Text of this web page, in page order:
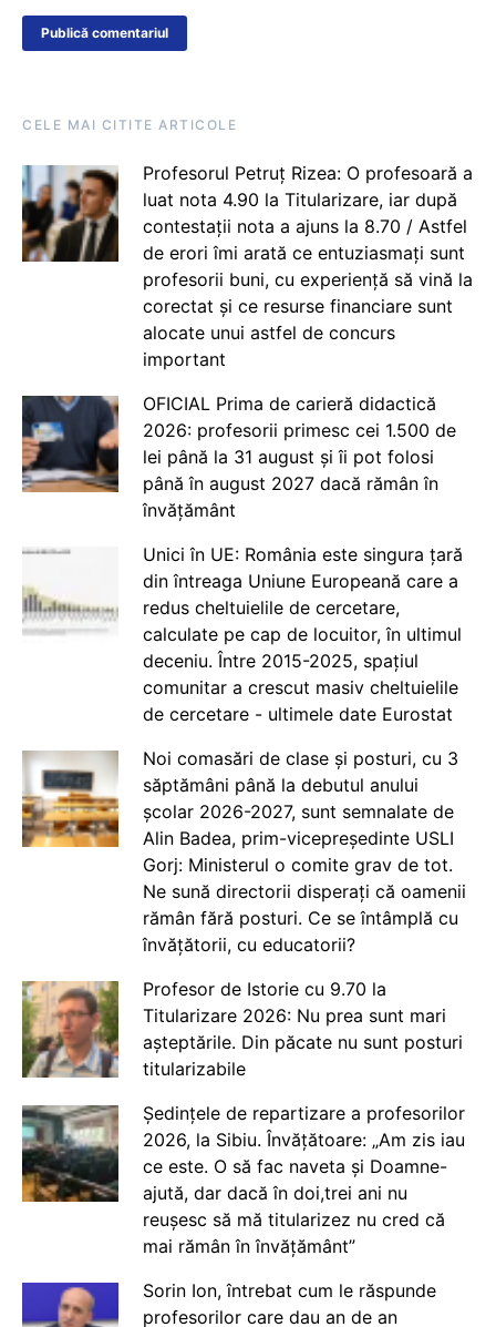
CELE MAI CITITE ARTICOLE
Profesorul Petruț Rizea: O profesoară a
luat nota 4.90 la Titularizare, iar după
contestații nota a ajuns la 8.70 / Astfel
de erori îmi arată ce entuziasmați sunt
profesorii buni, cu experiență să vină la
corectat și ce resurse financiare sunt
alocate unui astfel de concurs
important
OFICIAL Prima de carieră didactică
2026: profesorii primesc cei 1.500 de
lei până la 31 august și îi pot folosi
până în august 2027 dacă rămân în
învățământ
Unici în UE: România este singura țară
din întreaga Uniune Europeană care a
redus cheltuielile de cercetare,
calculate pe cap de locuitor, în ultimul
deceniu. Între 2015-2025, spațiul
comunitar a crescut masiv cheltuielile
de cercetare - ultimele date Eurostat
Noi comasări de clase și posturi, cu 3
săptămâni până la debutul anului
școlar 2026-2027, sunt semnalate de
Alin Badea, prim-vicepreședinte USLI
Gorj: Ministerul o comite grav de tot.
Ne sună directorii disperați că oamenii
rămân fără posturi. Ce se întâmplă cu
învățătorii, cu educatorii?
Profesor de Istorie cu 9.70 la
Titularizare 2026: Nu prea sunt mari
așteptările. Din păcate nu sunt posturi
titularizabile
Ședințele de repartizare a profesorilor
2026, la Sibiu. Învățătoare: „Am zis iau
ce este. O să fac naveta și Doamne-
ajută, dar dacă în doi,trei ani nu
reușesc să mă titularizez nu cred că
mai rămân în învățământ”
Sorin Ion, întrebat cum le răspunde
profesorilor care dau an de an